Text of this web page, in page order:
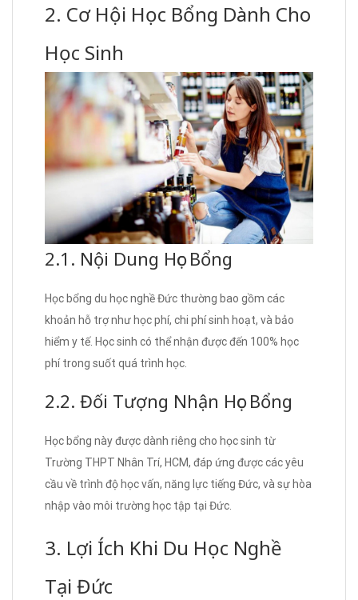
2. Cơ Hội Học Bổng Dành Cho
Học Sinh
2.1. Nội Dung Học Bổng
Học bổng du học nghề Đức thường bao gồm các
khoản hỗ trợ như học phí, chi phí sinh hoạt, và bảo
hiểm y tế. Học sinh có thể nhận được đến 100% học
phí trong suốt quá trình học.
2.2. Đối Tượng Nhận Học Bổng
Học bổng này được dành riêng cho học sinh từ
Trường THPT Nhân Trí, HCM, đáp ứng được các yêu
cầu về trình độ học vấn, năng lực tiếng Đức, và sự hòa
nhập vào môi trường học tập tại Đức.
3. Lợi Ích Khi Du Học Nghề
Tại Đức